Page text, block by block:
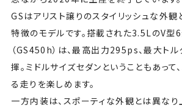
GSはアリスト譲りのスタイリッシュな外
特徴のモデルです。搭載された3.5LのV型
（GS450h）は、最高出力295ps、最大ト
揮。ミドルサイズセダンということもあっ
る走りを楽しめます。
一方内装は、スポーティな外観とは異な